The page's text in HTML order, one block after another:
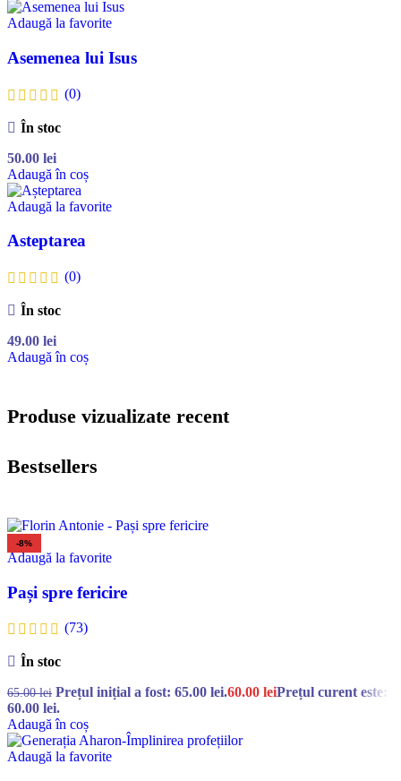
Adaugă la favorite
Asemenea lui Isus
(0)
În stoc
50.00 lei
Adaugă în coș
Adaugă la favorite
Asteptarea
(0)
În stoc
49.00 lei
Adaugă în coș
Produse vizualizate recent
Bestsellers
-8%
Adaugă la favorite
Pași spre fericire
(73)
În stoc
65.00lei Prețul inițial a fost: 65.00 lei.60.00 leiPrețul curent este:
60.00 lei.
Adaugă în coș
Adaugă la favorite